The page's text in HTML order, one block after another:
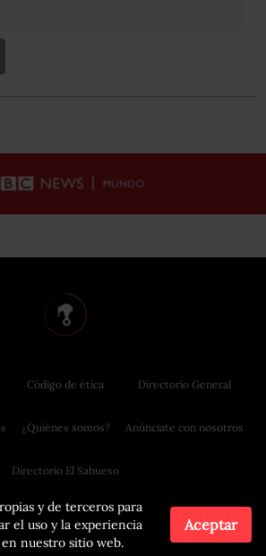
y de terceros para
el uso y la experiencia
nuestro sitio web.
Aceptar
Código de ética
¿Quiénes somos?
Directorio El Sabueso
Directorio General
Anúnciate con nosotros